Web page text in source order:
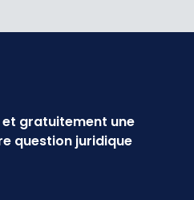
gratuitement une
question juridique